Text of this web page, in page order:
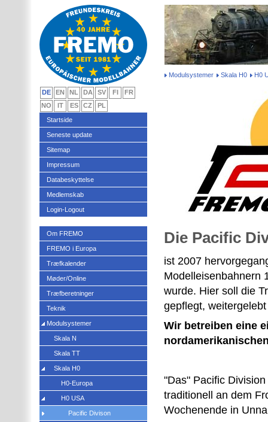
Modulsystemer Skala H0 H0
Die Pacific
ist 2007
Modelleisenbahnern
wurde. Hier soll die
gepflegt,
Wir betreiben eine
"Das" Pacific
traditionell an dem
Wochenende in
DE EN NL DA SV FI
FR
NO
IT ES CZ
PL
Startside
Seneste update
Sitemap
Impressum
Databeskyttelse
Medlemskab
Login-Logout
Om FREMO
FREMO i Europa
Træfkalender
Møder/Online
Træfberetninger
Teknik
Modulsystemer
Skala N
Skala TT
Skala H0
H0-Europa
H0 USA
Pacific Divison